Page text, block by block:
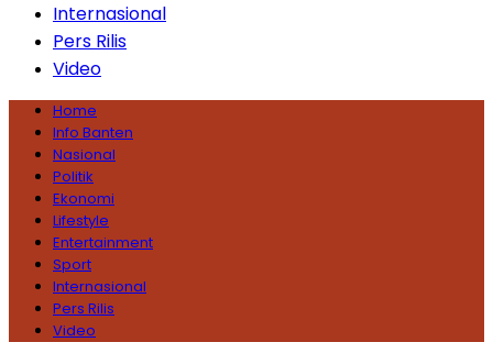
Internasional
Pers Rilis
Video
Home
Info Banten
Nasional
Politik
Ekonomi
Lifestyle
Entertainment
Sport
Internasional
Pers Rilis
Video